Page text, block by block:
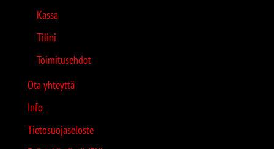
Kassa
Tilini
Toimitusehdot
Ota yhteyttä
Info
Tietosuojaseloste